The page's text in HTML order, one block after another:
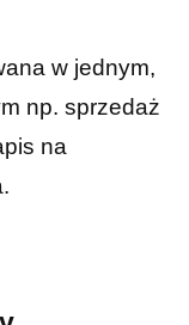
w jednym,
np. sprzedaż
na